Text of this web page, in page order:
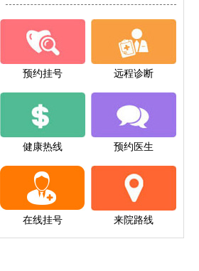
预约挂号 远程诊断
健康热线 预约医生
在线挂号 来院路线